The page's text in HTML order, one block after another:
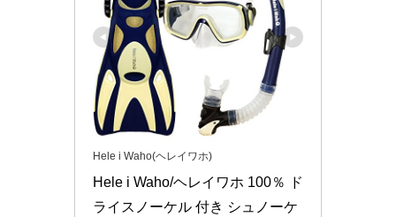
Hele i Waho(ヘレイワホ)
Hele i Waho/ヘレイワホ 100％ ド
ライスノーケル 付き シュノーケ